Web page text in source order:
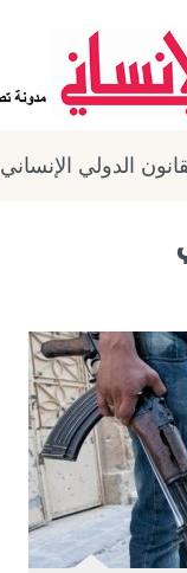
الدولي الإنساني